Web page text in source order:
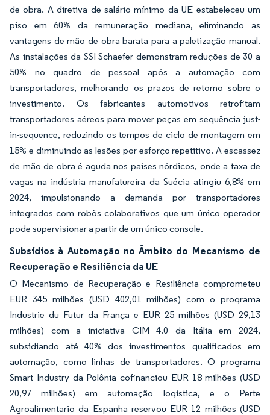
de obra. A diretiva de salário mínimo da UE estabeleceu um
piso em 60% da remuneração mediana, eliminando as
vantagens de mão de obra barata para a paletização manual.
As instalações da SSI Schaefer demonstram reduções de 30 a
50% no quadro de pessoal após a automação com
transportadores, melhorando os prazos de retorno sobre o
investimento. Os fabricantes automotivos retrofitam
transportadores aéreos para mover peças em sequência just-
in-sequence, reduzindo os tempos de ciclo de montagem em
15% e diminuindo as lesões por esforço repetitivo. A escassez
de mão de obra é aguda nos países nórdicos, onde a taxa de
vagas na indústria manufatureira da Suécia atingiu 6,8% em
2024, impulsionando a demanda por transportadores
integrados com robôs colaborativos que um único operador
pode supervisionar a partir de um único console.
Subsídios à Automação no Âmbito do Mecanismo de
Recuperação e Resiliência da UE
O Mecanismo de Recuperação e Resiliência comprometeu
EUR 345 milhões (USD 402,01 milhões) com o programa
Industrie du Futur da França e EUR 25 milhões (USD 29,13
milhões) com a iniciativa CIM 4.0 da Itália em 2024,
subsidiando até 40% dos investimentos qualificados em
automação, como linhas de transportadores. O programa
Smart Industry da Polônia cofinanciou EUR 18 milhões (USD
20,97 milhões) em automação logística, e o Perte
Agroalimentario da Espanha reservou EUR 12 milhões (USD